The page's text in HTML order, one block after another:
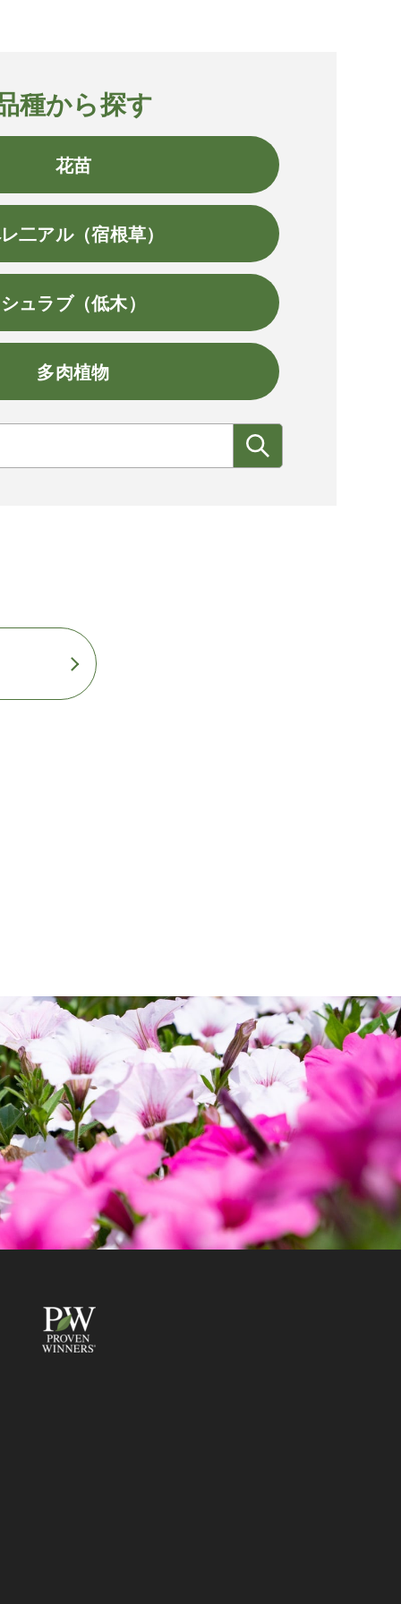
種から探す
花苗
二アル（宿根草）
シュラブ（低木）
多肉植物